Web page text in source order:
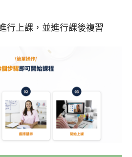
行上課，並進行課後複習